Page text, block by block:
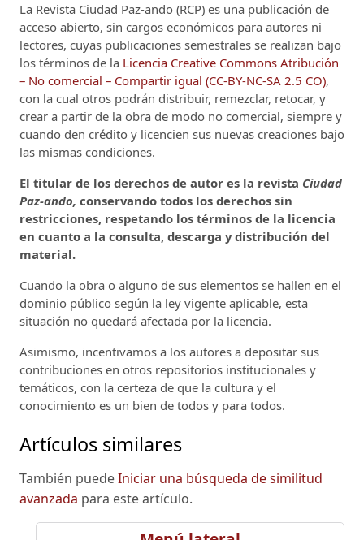
La Revista Ciudad Paz-ando (RCP) es una publicación de
acceso abierto, sin cargos económicos para autores ni
lectores, cuyas publicaciones semestrales se realizan bajo
los términos de la Licencia Creative Commons Atribución
– No comercial – Compartir igual (CC-BY-NC-SA 2.5 CO),
con la cual otros podrán distribuir, remezclar, retocar, y
crear a partir de la obra de modo no comercial, siempre y
cuando den crédito y licencien sus nuevas creaciones bajo
las mismas condiciones.
El titular de los derechos de autor es la revista Ciudad
Paz-ando, conservando todos los derechos sin
restricciones, respetando los términos de la licencia
en cuanto a la consulta, descarga y distribución del
material.
Cuando la obra o alguno de sus elementos se hallen en el
dominio público según la ley vigente aplicable, esta
situación no quedará afectada por la licencia.
Asimismo, incentivamos a los autores a depositar sus
contribuciones en otros repositorios institucionales y
temáticos, con la certeza de que la cultura y el
conocimiento es un bien de todos y para todos.
Artículos similares
También puedeIniciar una búsqueda de similitud
avanzada para este artículo.